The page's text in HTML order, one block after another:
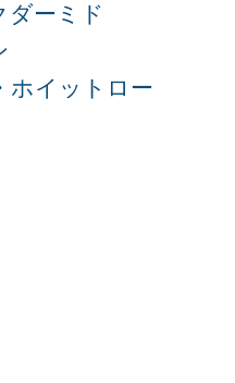
ダーミド
ホイットロー